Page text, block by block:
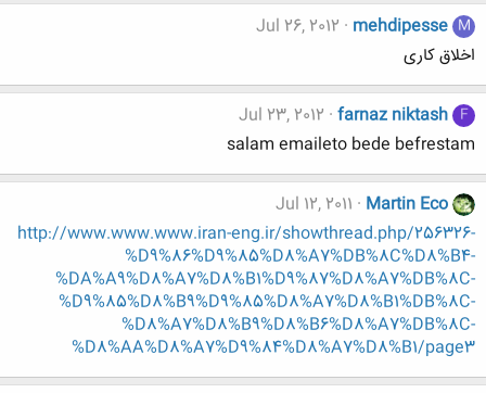
M
mehdipesse
Jul 26, 2012
اخلاق کاری
F
farnaz niktash
Jul 23, 2012
salam emaileto bede befrestam
Martin Eco
Jul 12, 2011
http://www.www.www.iran-eng.ir/showthread.php/256326-
%D9%86%D9%85%D8%A7%DB%8C%D8%B4-
%DA%A9%D8%A7%D8%B1%D9%87%D8%A7%DB%8C-
%D9%85%D8%B9%D9%85%D8%A7%D8%B1%DB%8C-
%D8%A7%D8%B9%D8%B6%D8%A7%DB%8C-
%D8%AA%D8%A7%D9%84%D8%A7%D8%B1/page3